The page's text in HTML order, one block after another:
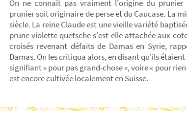
On ne connaît pas vraiment l'origine du
prunier soit originaire de perse et du Caucase. La
siècle. La reine Claude est une vieille variété
prune violette quetsche s'est-elle attachée aux
croisés revenant défaits de Damas en Syrie,
Damas. On les critiqua alors, en disant qu'ils étaient
signifiant « pour pas grand-chose », voire « pour
est encore cultivée localement en Suisse.